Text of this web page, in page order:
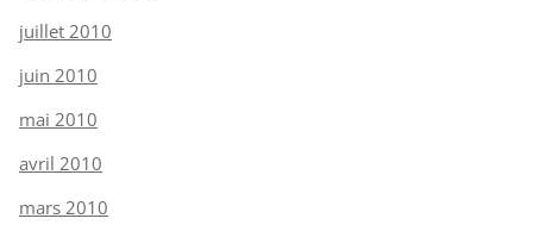
juillet 2010
juin 2010
mai 2010
avril 2010
mars 2010